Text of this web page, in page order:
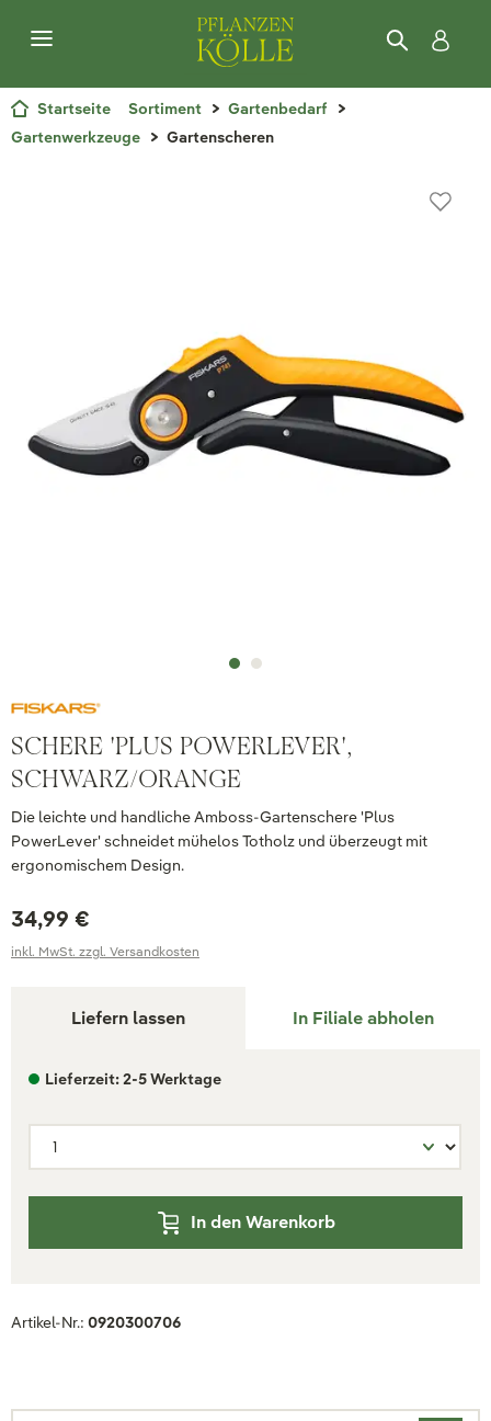
Startseite Sortiment
Gartenbedarf
Gartenwerkzeuge
Gartenscheren
SCHERE 'PLUS POWERLEVER',
SCHWARZ/ORANGE
Die leichte und handliche Amboss-Gartenschere 'Plus
PowerLever' schneidet mühelos Totholz und überzeugt mit
ergonomischem Design.
34,99 €
inkl. MwSt. zzgl. Versandkosten
Liefern lassen In Filiale abholen
Lieferzeit: 2-5 Werktage
In den Warenkorb
Artikel-Nr.: 0920300706